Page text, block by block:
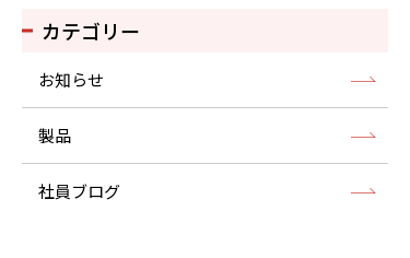
カテゴリー
お知らせ
製品
社員ブログ